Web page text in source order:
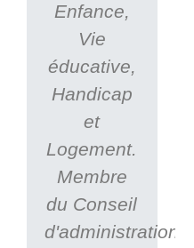
Enfance,
Vie
éducative,
Handicap
et
Logement.
Membre
du Conseil
d'administration